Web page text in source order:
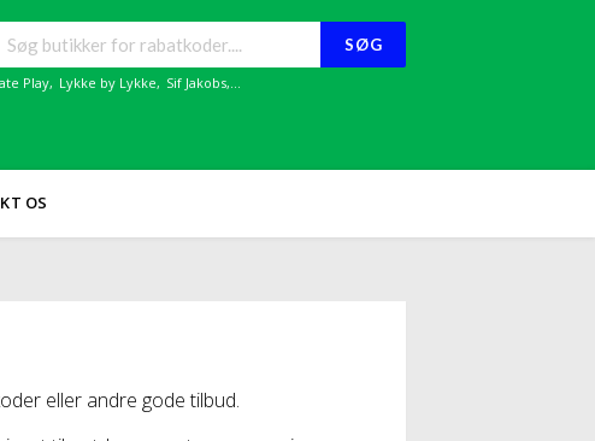
SØG
Play, Lykke by Lykke, Sif Jakobs,...
OS
eller andre gode tilbud.